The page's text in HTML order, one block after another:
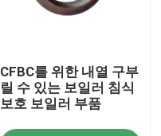
CFBC를 위한 내열 구부
릴 수 있는 보일러 침식
보호 보일러 부품